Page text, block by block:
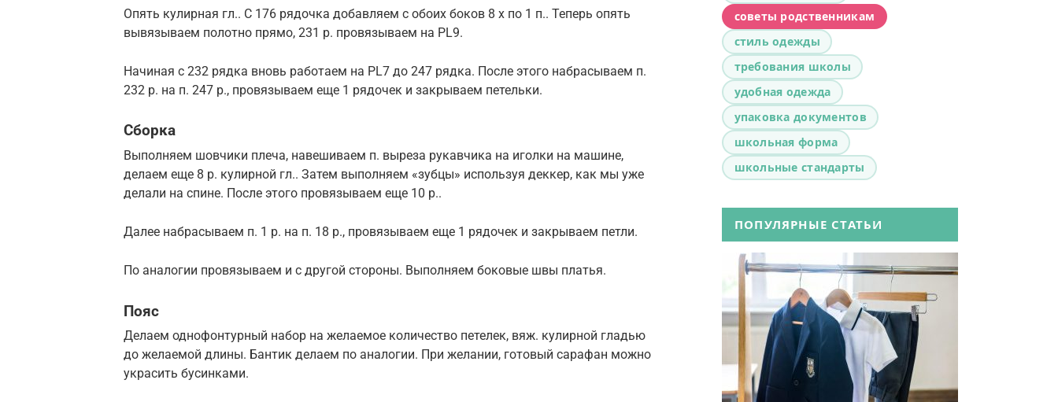
Опять кулирная гл.. С 176 рядочка добавляем с обоих боков 8 х по 1 п.. Теперь опять
вывязываем полотно прямо, 231 р. провязываем на PL9.
Начиная с 232 рядка вновь работаем на PL7 до 247 рядка. После этого набрасываем п.
232 р. на п. 247 р., провязываем еще 1 рядочек и закрываем петельки.
Сборка
Выполняем шовчики плеча, навешиваем п. выреза рукавчика на иголки на машине,
делаем еще 8 р. кулирной гл.. Затем выполняем «зубцы» используя деккер, как мы уже
делали на спине. После этого провязываем еще 10 р..
Далее набрасываем п. 1 р. на п. 18 р., провязываем еще 1 рядочек и закрываем петли.
По аналогии провязываем и с другой стороны. Выполняем боковые швы платья.
Пояс
Делаем однофонтурный набор на желаемое количество петелек, вяж. кулирной гладью
до желаемой длины. Бантик делаем по аналогии. При желании, готовый сарафан можно
украсить бусинками.
советы родственникам
стиль одежды
требования школы
удобная одежда
упаковка документов
школьная форма
школьные стандарты
ПОПУЛЯРНЫЕ СТАТЬИ